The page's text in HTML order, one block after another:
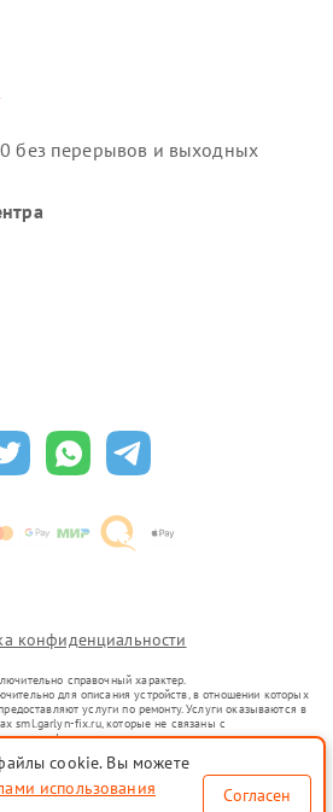
без перерывов и выходных
конфиденциальности
справочный характер.
для описания устройств, в отношении которых
услуги по ремонту. Услуги оказываются в
sml.garlyn-fix.ru, которые не связаны с
или их официальными представителями.
уже введенных в гражданский оборот в соответствии
цели индивидуализации услуг или введения
для информирования о предоставляемых услугах по
cookie. Вы можете
использования
Согласен